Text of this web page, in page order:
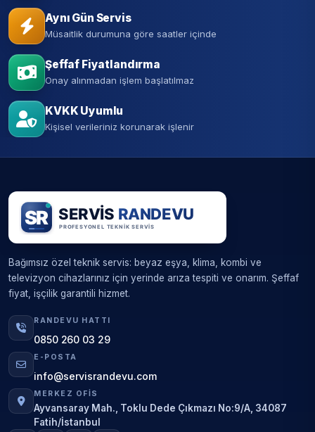
Aynı Gün Servis
Müsaitlik durumuna göre saatler içinde
Şeffaf Fiyatlandırma
Onay alınmadan işlem başlatılmaz
KVKK Uyumlu
Kişisel verileriniz korunarak işlenir
Bağımsız özel teknik servis: beyaz eşya, klima, kombi ve
televizyon cihazlarınız için yerinde arıza tespiti ve onarım. Şeffaf
fiyat, işçilik garantili hizmet.
RANDEVU HATTI
0850 260 03 29
E-POSTA
info@servisrandevu.com
MERKEZ OFIS
Ayvansaray Mah., Toklu Dede Çıkmazı No:9/A, 34087
Fatih/İstanbul